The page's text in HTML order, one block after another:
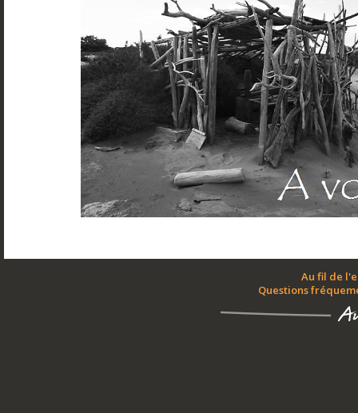
Au fil de
Questions